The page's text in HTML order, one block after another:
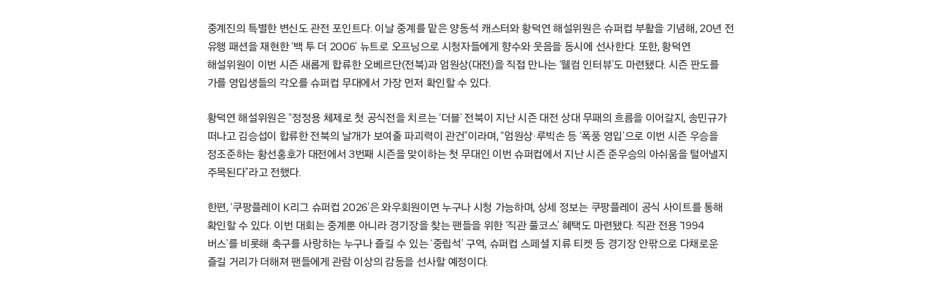
중계진의 특별한 변신도 관전 포인트다. 이날 중계를 맡은 양동석 캐스터와 황덕연 해설위원은 슈퍼컵 부활을 기념해, 20년 전
유행 패션을 재현한 ‘백 투 더 2006’ 뉴트로 오프닝으로 시청자들에게 향수와 웃음을 동시에 선사한다. 또한, 황덕연
해설위원이 이번 시즌 새롭게 합류한 오베르단(전북)과 엄원상(대전)을 직접 만나는 ‘웰컴 인터뷰’도 마련됐다. 시즌 판도를
가를 영입생들의 각오를 슈퍼컵 무대에서 가장 먼저 확인할 수 있다.
황덕연 해설위원은 “정정용 체제로 첫 공식전을 치르는 ‘더블’ 전북이 지난 시즌 대전 상대 무패의 흐름을 이어갈지, 송민규가
떠나고 김승섭이 합류한 전북의 날개가 보여줄 파괴력이 관건”이라며, “엄원상·루빅손 등 ‘폭풍 영입’으로 이번 시즌 우승을
정조준하는 황선홍호가 대전에서 3번째 시즌을 맞이하는 첫 무대인 이번 슈퍼컵에서 지난 시즌 준우승의 아쉬움을 털어낼지
주목된다”라고 전했다.
한편, ‘쿠팡플레이 K리그 슈퍼컵 2026’은 와우회원이면 누구나 시청 가능하며, 상세 정보는 쿠팡플레이 공식 사이트를 통해
확인할 수 있다. 이번 대회는 중계뿐 아니라 경기장을 찾는 팬들을 위한 ‘직관 풀코스’ 혜택도 마련됐다. 직관 전용 ‘1994
버스’를 비롯해 축구를 사랑하는 누구나 즐길 수 있는 ‘중립석’ 구역, 슈퍼컵 스페셜 지류 티켓 등 경기장 안팎으로 다채로운
즐길 거리가 더해져 팬들에게 관람 이상의 감동을 선사할 예정이다.